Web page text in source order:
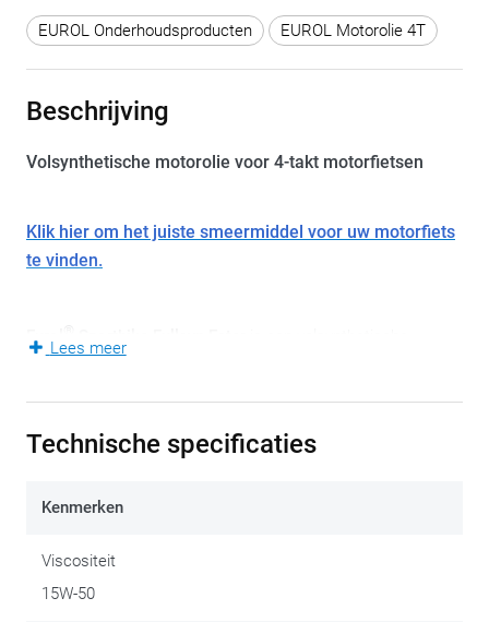
EUROL Onderhoudsproducten EUROL Motorolie 4T
Beschrijving
Volsynthetische motorolie voor 4-takt motorfietsen
Klik hier om het juiste smeermiddel voor uw motorfiets
te vinden.
Eurol
Eurol®SportbikeFullsyn Ester is gebaseerd op
biedt tegen slijtage, afzettingen, sludge en oxidatie. De olie
Deze olie kan ook toegepast worden in
Lees meer
Technische specificaties
Kenmerken
Viscositeit
15W-50